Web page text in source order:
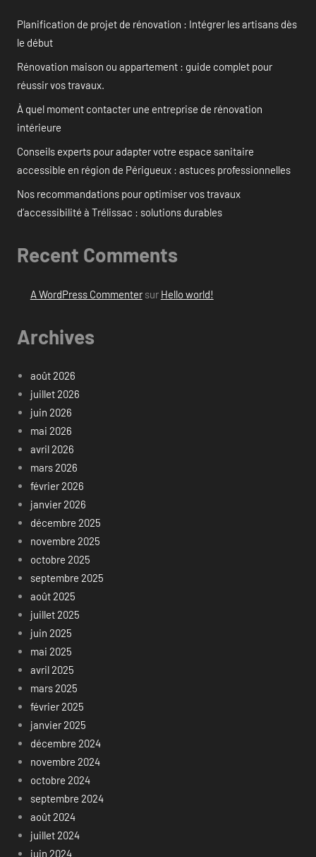
Planification de projet de rénovation : Intégrer les artisans dès
le début
Rénovation maison ou appartement : guide complet pour
réussir vos travaux.
À quel moment contacter une entreprise de rénovation
intérieure
Conseils experts pour adapter votre espace sanitaire
accessible en région de Périgueux : astuces professionnelles
Nos recommandations pour optimiser vos travaux
d’accessibilité à Trélissac : solutions durables
Recent Comments
A WordPress Commentersur Hello world!
Archives
août 2026
juillet 2026
juin 2026
mai 2026
avril 2026
mars 2026
février 2026
janvier 2026
décembre 2025
novembre 2025
octobre 2025
septembre 2025
août 2025
juillet 2025
juin 2025
mai 2025
avril 2025
mars 2025
février 2025
janvier 2025
décembre 2024
novembre 2024
octobre 2024
septembre 2024
août 2024
juillet 2024
juin 2024